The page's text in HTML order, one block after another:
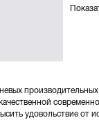
удовольствие от